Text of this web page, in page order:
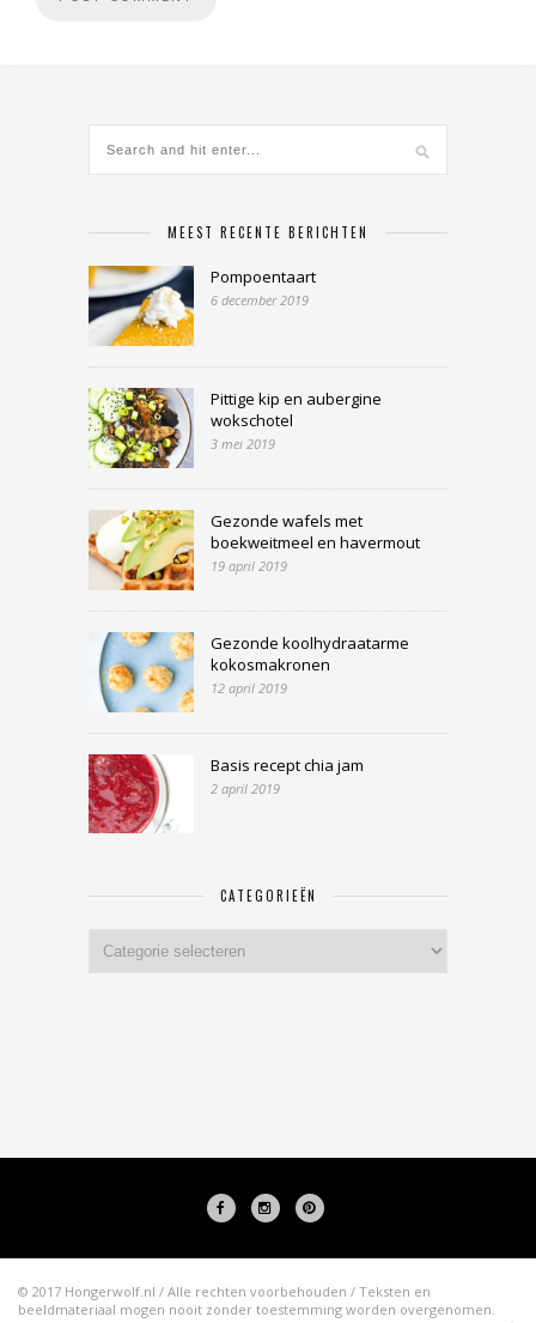
MEEST RECENTE BERICHTEN
Pompoentaart
6 december 2019
Pittige kip en aubergine
wokschotel
3 mei 2019
Gezonde wafels met
boekweitmeel en havermout
19 april 2019
Gezonde koolhydraatarme
kokosmakronen
12 april 2019
Basis recept chia jam
2 april 2019
CATEGORIEËN
© 2017 Hongerwolf.nl / Alle rechten voorbehouden / Teksten en
beeldmateriaal mogen nooit zonder toestemming worden overgenomen.